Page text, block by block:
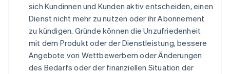
sich Kundinnen und Kunden aktiv entscheiden, einen
Dienst nicht mehr zu nutzen oder ihr Abonnement
zu kündigen. Gründe können die Unzufriedenheit
mit dem Produkt oder der Dienstleistung, bessere
Angebote von Wettbewerbern oder Änderungen
des Bedarfs oder der finanziellen Situation der